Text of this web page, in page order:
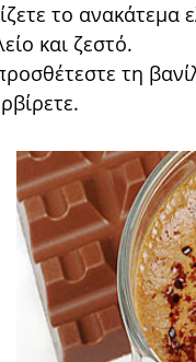
το ανακάτεμα
και ζεστό.
τη